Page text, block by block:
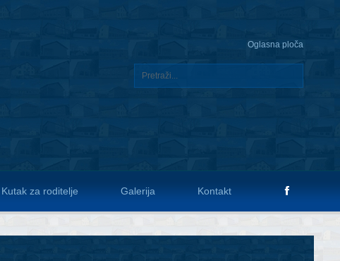
Oglasna ploča
Kutak za roditelje Galerija Kontakt